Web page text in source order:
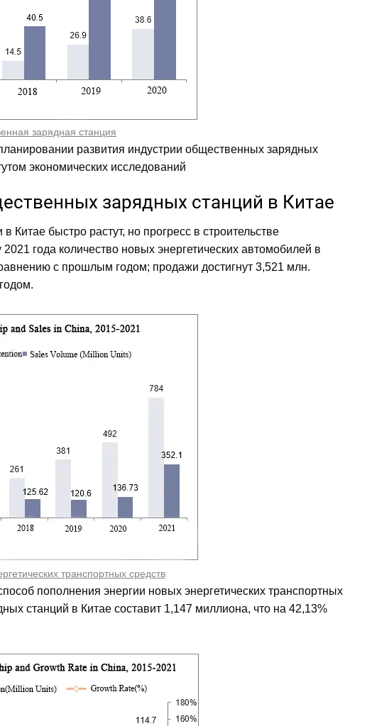
зарядная станция
развития индустрии общественных зарядных
экономических исследований
зарядных станций в Китае
быстро растут, но прогресс в строительстве
года количество новых энергетических автомобилей в
с прошлым годом; продажи достигнут 3,521 млн.
транспортных средств
пополнения энергии новых энергетических транспортных
станций в Китае составит 1,147 миллиона, что на 42,13%